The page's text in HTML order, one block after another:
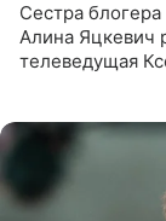
Сестра
Алина Яцкевич
телеведущая